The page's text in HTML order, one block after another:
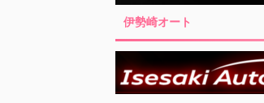
伊勢崎オート